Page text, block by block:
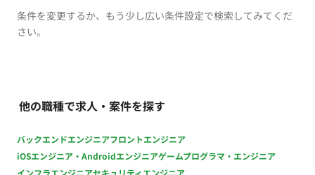
条件を変更するか、もう少し広い条件設定で検索してみてくだ
さい。
他の職種で求人・案件を探す
バックエンドエンジニアフロントエンジニア
iOSエンジニア・Androidエンジニアゲームプログラマ・エンジニア
インフラエンジニアセキュリティエンジニア